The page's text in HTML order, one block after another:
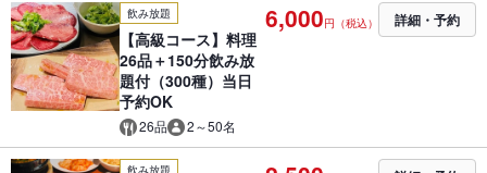
飲み放題
【高級コース】料理
26品＋150分飲み放
題付（300種）当日
予約OK
26品 2～50名
6,000円（税込） 詳細・予約